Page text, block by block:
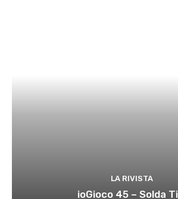
LA RIVISTA
ioGioco 45 – Solda